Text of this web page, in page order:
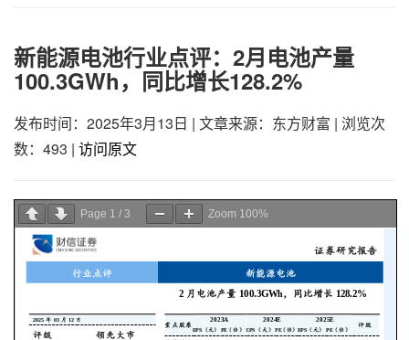
新能源电池行业点评：2月电池产量
100.3GWh，同比增长128.2%
发布时间：2025年3月13日 | 文章来源：东方财富 | 浏览次
数：493 | 访问原文
Page 1 / 3 Zoom 100%